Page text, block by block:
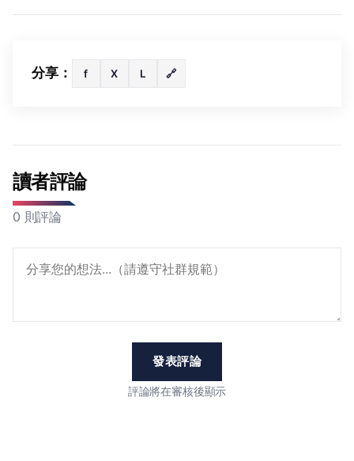
分享： f X L 🔗
讀者評論
0 則評論
發表評論
評論將在審核後顯示